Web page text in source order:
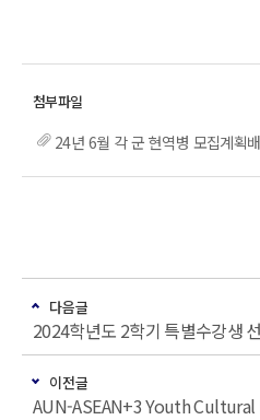
24년 6월 각 군 현역병 모집계획
다음글
2024학년도 2학기 특별수강생
이전글
AUN-ASEAN+3 Youth